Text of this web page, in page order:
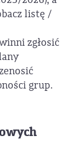
listę /
zgłosić
grup.